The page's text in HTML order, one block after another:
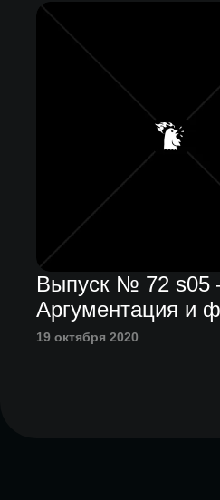
Выпуск № 72
Аргументация и
19 октября 2020